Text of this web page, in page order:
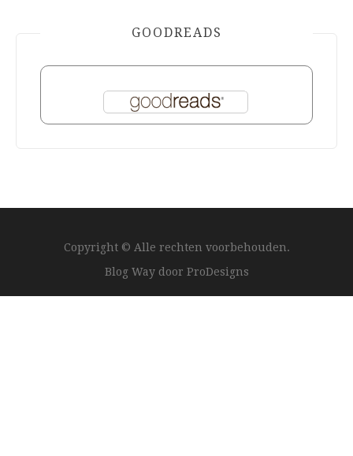
GOODREADS
Copyright © Alle rechten voorbehouden.
Blog Way door ProDesigns